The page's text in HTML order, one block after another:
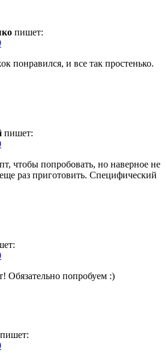
пишет:
понравился, и все так простенько.
пишет:
чтобы попробовать, но наверное не
раз приготовить. Специфический
Обязательно попробуем :)
пишет: